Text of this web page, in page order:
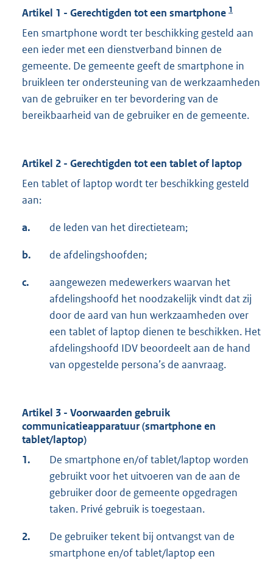
Artikel 1 - Gerechtigden tot een smartphone 1
Een smartphone wordt ter beschikking gesteld aan
een ieder met een dienstverband binnen de
gemeente. De gemeente geeft de smartphone in
bruikleen ter ondersteuning van de werkzaamheden
van de gebruiker en ter bevordering van de
bereikbaarheid van de gebruiker en de gemeente.
Artikel 2 - Gerechtigden tot een tablet of laptop
Een tablet of laptop wordt ter beschikking gesteld
aan:
a. de leden van het directieteam;
b. de afdelingshoofden;
c.
aangewezen medewerkers waarvan het
afdelingshoofd het noodzakelijk vindt dat zij
door de aard van hun werkzaamheden over
een tablet of laptop dienen te beschikken. Het
afdelingshoofd IDV beoordeelt aan de hand
van opgestelde persona’s de aanvraag.
Artikel 3 - Voorwaarden gebruik
communicatieapparatuur (smartphone en
tablet/laptop)
1.
De smartphone en/of tablet/laptop worden
gebruikt voor het uitvoeren van de aan de
gebruiker door de gemeente opgedragen
taken. Privé gebruik is toegestaan.
2.
De gebruiker tekent bij ontvangst van de
smartphone en/of tablet/laptop een